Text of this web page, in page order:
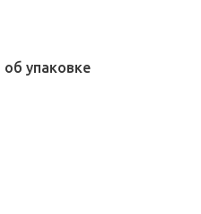
упаковке